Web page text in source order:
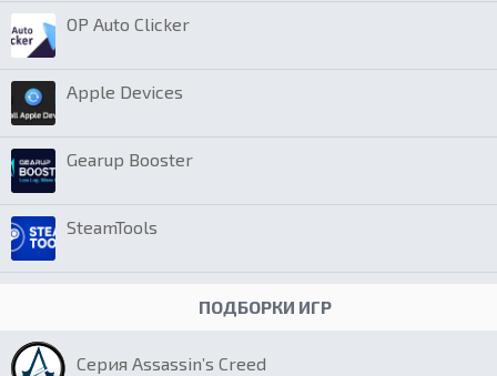
OP Auto Clicker
Apple Devices
Gearup Booster
SteamTools
ПОДБОРКИ ИГР
Серия Assassin’s Creed